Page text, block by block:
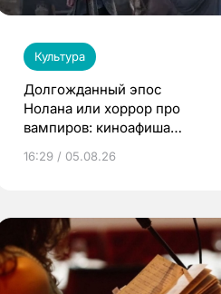
Культура
Долгожданный эпос
Нолана или хоррор про
вампиров: киноафиша
16:29 / 05.08.26